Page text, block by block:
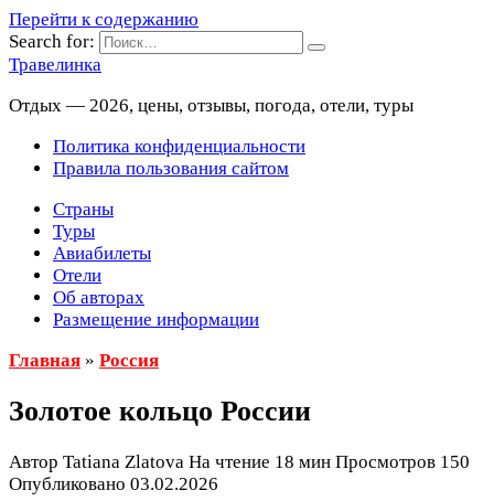
Перейти к содержанию
Search for:
Травелинка
Отдых — 2026, цены, отзывы, погода, отели, туры
Политика конфиденциальности
Правила пользования сайтом
Страны
Туры
Авиабилеты
Отели
Об авторах
Размещение информации
Главная » Россия
Золотое кольцо России
Автор Tatiana Zlatova На чтение 18 мин Просмотров 150
Опубликовано 03.02.2026